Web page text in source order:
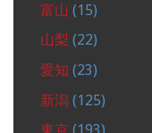
富山 (15)
山梨 (22)
愛知 (23)
新潟 (125)